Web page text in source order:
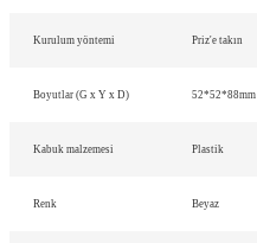
Kurulum yöntemi Priz'e takın
Boyutlar (G x Y x D) 52*52*88mm
Kabuk malzemesi Plastik
Renk Beyaz